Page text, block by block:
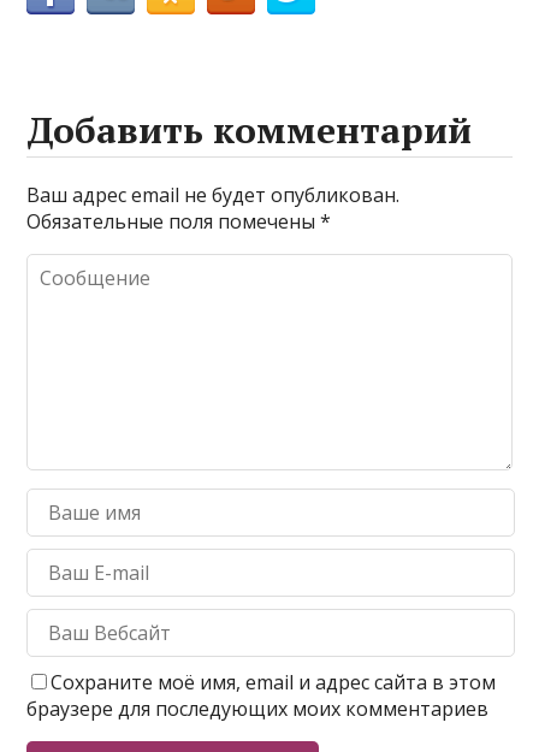
Добавить комментарий
Ваш адрес email не будет опубликован.
Обязательные поля помечены*
Сохраните моё имя, email и адрес сайта в этом
браузере для последующих моих комментариев